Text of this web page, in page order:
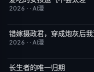
2026 · · AI漫
完结
2026 · · AI漫
完结
长生者的唯一归期